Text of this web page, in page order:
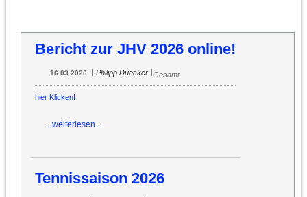
Bericht zur JHV 2026 online!
16.03.2026 | Philipp Duecker |Gesamt
hier Klicken!
...weiterlesen...
Tennissaison 2026